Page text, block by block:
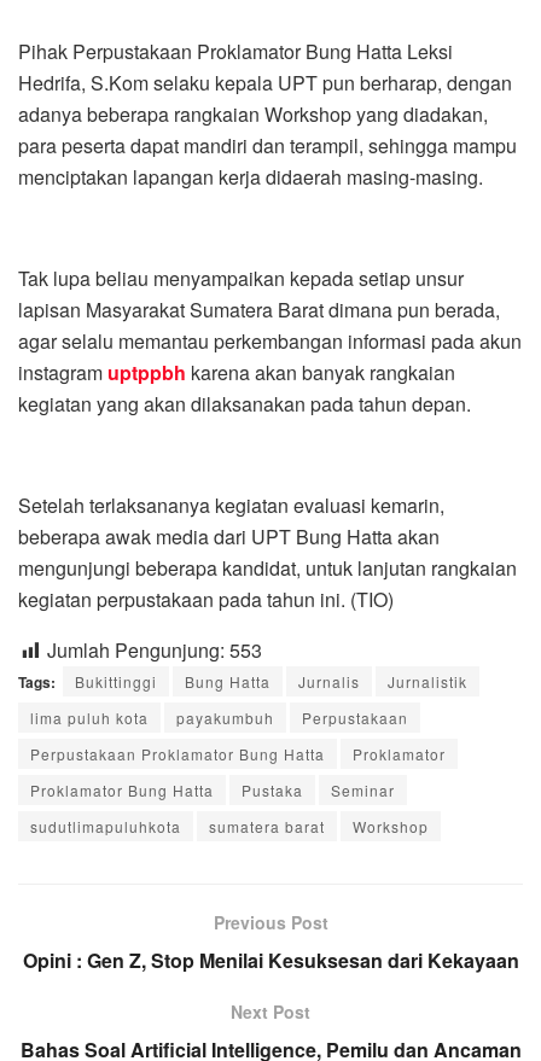
Pihak Perpustakaan Proklamator Bung Hatta Leksi
Hedrifa, S.Kom selaku kepala UPT pun berharap, dengan
adanya beberapa rangkaian Workshop yang diadakan,
para peserta dapat mandiri dan terampil, sehingga mampu
menciptakan lapangan kerja didaerah masing-masing.
Tak lupa beliau menyampaikan kepada setiap unsur
lapisan Masyarakat Sumatera Barat dimana pun berada,
agar selalu memantau perkembangan informasi pada akun
instagram uptppbh karena akan banyak rangkaian
kegiatan yang akan dilaksanakan pada tahun depan.
Setelah terlaksananya kegiatan evaluasi kemarin,
beberapa awak media dari UPT Bung Hatta akan
mengunjungi beberapa kandidat, untuk lanjutan rangkaian
kegiatan perpustakaan pada tahun ini. (TIO)
Jumlah Pengunjung: 553
Tags: Bukittinggi Bung Hatta Jurnalis
Jurnalistik
lima puluh kota
payakumbuh
Perpustakaan
Perpustakaan Proklamator Bung Hatta
Proklamator
Proklamator Bung Hatta
Pustaka
Seminar
sudutlimapuluhkota
sumatera barat Workshop
Previous Post
Opini : Gen Z, Stop Menilai Kesuksesan dari Kekayaan
Next Post
Bahas Soal Artificial Intelligence, Pemilu dan Ancaman